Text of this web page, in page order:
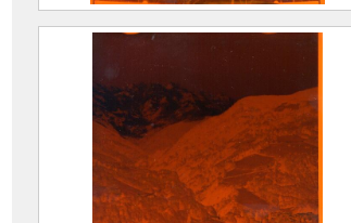
Vue d’Allevard depuis
et le Gleyzin
FEUGIER, Albert Marius
(Saint-Marcellin, 1893 –
Allevard, 1962)